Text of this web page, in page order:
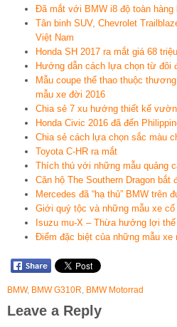
Đã mắt với BMW i8 độ toàn hàng
Tân binh SUV, Chevrolet
Việt Nam
Honda SH 2017 ra mắt giá 68
Hướng dẫn cách lựa chọn từ đôi
Mẫu coupe thể thao thuộc
mẫu xe đời 2016
Chia sẻ 7 xu hướng thiết kế
Honda Civic 2016 đã đến
Chia sẻ cách lựa chọn sắc màu
Toyota C-HR ra mắt
Thích thú với những mẫu quảng
Căn hộ The Southern Dragon bắt
Mercedes đã “hạ thủ” BMW trên
Giới quý tộc và những mẫu xe cổ
Isuzu mu-X – Thừa hưởng lợi
Điểm đặc biệt của những mẫu xe
BMW, BMW G310R, BMW Motorrad
Leave a Reply